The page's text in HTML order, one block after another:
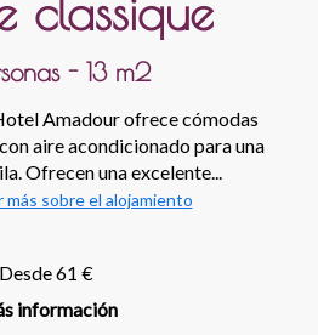
classique
- 13 m2
Amadour ofrece cómodas
aire acondicionado para una
Ofrecen una excelente...
más sobre el alojamiento
Desde 61 €
información